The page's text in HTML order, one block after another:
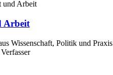
Arbeit
Wissenschaft, Politik und Praxis